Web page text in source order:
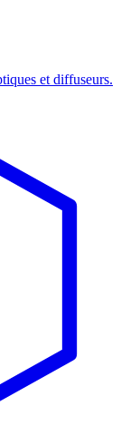
et diffuseurs.